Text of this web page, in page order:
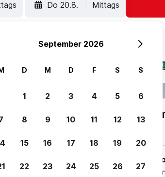
Do 20.8. Mittags
entscheiden,
Anpassung von Trips
Nutze
September 2026
D M D F S S
1 2 3 4 5 6
8 9 10 11 12 13
15 16 17 18 19 20
22 23 24 25 26 27